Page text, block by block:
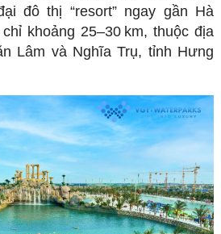
đô thị “resort” ngay gần Hà
khoảng 25–30 km, thuộc địa
Lâm và Nghĩa Trụ, tỉnh Hưng